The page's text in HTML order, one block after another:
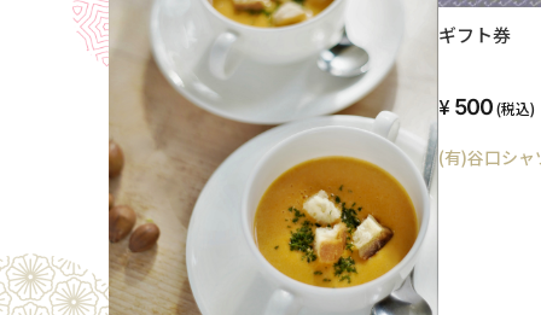
ギフト券
500(税込)
(有)谷口シャ